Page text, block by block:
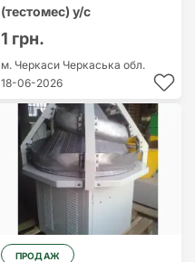
(тестомес) у/с
1 грн.
м. Черкаси Черкаська обл.
18-06-2026
ПРОДАЖ